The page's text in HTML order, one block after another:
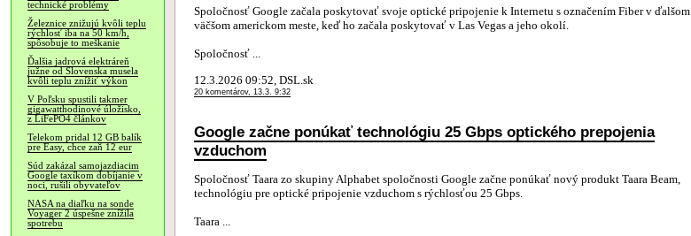
technické problémy
Železnice znižujú kvôli teplu
rýchlosť iba na 50 km/h,
spôsobuje to meškanie
Ďalšia jadrová elektráreň
južne od Slovenska musela
kvôli teplu znížiť výkon
V Poľsku spustili takmer
gigawatthodinové úložisko,
z LiFePO4 článkov
Telekom pridal 12 GB balík
pre Easy, chce zaň 12 eur
Súd zakázal samojazdiacim
Google taxíkom dobíjanie v
noci, rušili obyvateľov
NASA na diaľku na sonde
Voyager 2 úspešne znížila
spotrebu
Spoločnosť Google začala poskytovať svoje optické pripojenie k Internetu s označením Fiber v ďalšom
väčšom americkom meste, keď ho začala poskytovať v Las Vegas a jeho okolí.
Spoločnosť ...
12.3.2026 09:52, DSL.sk
20 komentárov, 13.3. 9:32
Google začne ponúkať technológiu 25 Gbps optického prepojenia
vzduchom
Spoločnosť Taara zo skupiny Alphabet spoločnosti Google začne ponúkať nový produkt Taara Beam,
technológiu pre optické pripojenie vzduchom s rýchlosťou 25 Gbps.
Taara ...